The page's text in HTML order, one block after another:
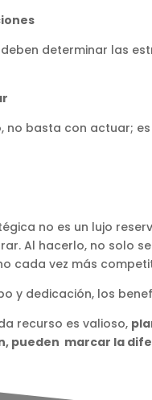
determinar las
no basta con actuar;
no es un lujo
Al hacerlo, no solo
cada vez más
y dedicación, los
recurso es valioso,
pueden marcar la